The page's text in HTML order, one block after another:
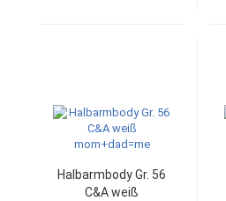
Halbarmbody Gr. 56
C&A weiß